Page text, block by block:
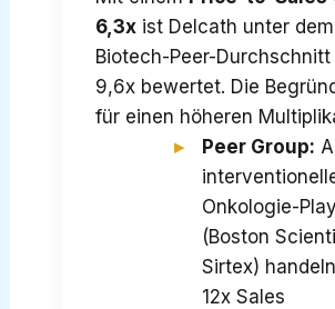
6,3x ist Delcath unter dem
Biotech-Peer-Durchschnitt
9,6x bewertet. Die
für einen höheren
Peer Group:
Onkologie-
(Boston
Sirtex)
12x Sales